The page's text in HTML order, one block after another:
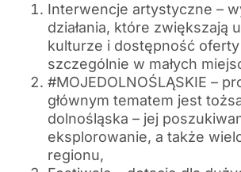
Interwencje artystyczne –
działania, które zwiększają
kulturze i dostępność
szczególnie w małych
#MOJEDOLNOŚLĄSKIE –
głównym tematem jest
dolnośląska – jej
eksplorowanie, a także
regionu,